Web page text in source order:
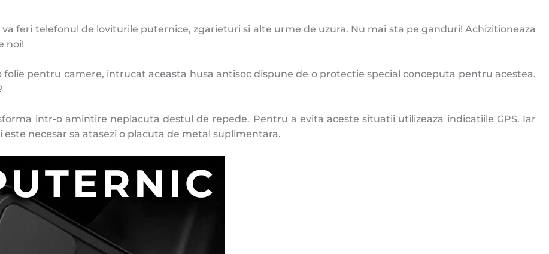
feri telefonul de loviturile puternice, zgarieturi si alte urme de uzura. Nu mai sta pe ganduri! Achizitioneaza
noi!
folie pentru camere, intrucat aceasta husa antisoc dispune de o protectie special conceputa pentru acestea.
intr-o amintire neplacuta destul de repede. Pentru a evita aceste situatii utilizeaza indicatiile GPS. Iar
necesar sa atasezi o placuta de metal suplimentara.